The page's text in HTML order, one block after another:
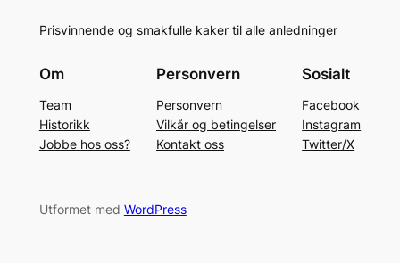
Prisvinnende og smakfulle kaker til alle anledninger
Om
Team
Historikk
Jobbe hos oss?
Personvern
Personvern
Vilkår og betingelser
Kontakt oss
Sosialt
Facebook
Instagram
Twitter/X
Utformet med WordPress